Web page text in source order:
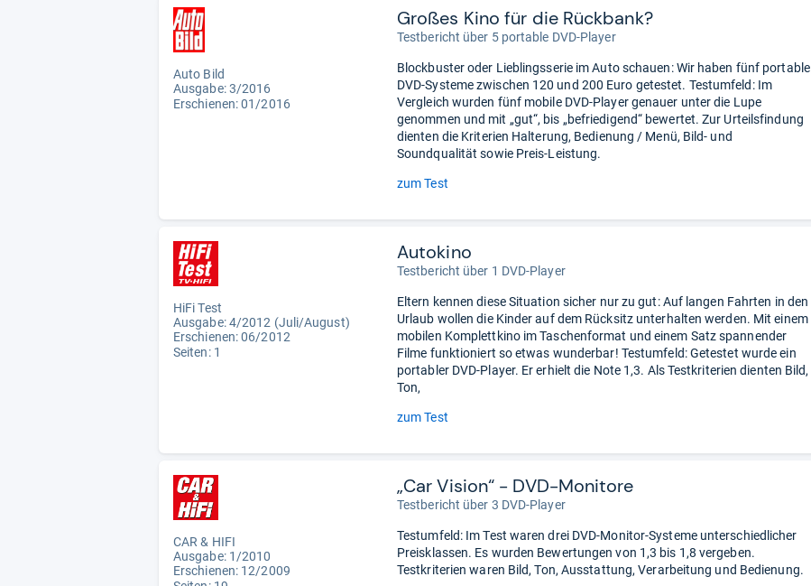
Auto Bild
Ausgabe: 3/2016
Erschienen: 01/2016
Großes Kino für die Rückbank?
Testbericht über 5 portable DVD-Player
Blockbuster oder Lieblingsserie im Auto schauen: Wir haben fünf portable
DVD-Systeme zwischen 120 und 200 Euro getestet. Testumfeld: Im
Vergleich wurden fünf mobile DVD-Player genauer unter die Lupe
genommen und mit „gut“, bis „befriedigend“ bewertet. Zur Urteilsfindung
dienten die Kriterien Halterung, Bedienung / Menü, Bild- und
Soundqualität sowie Preis-Leistung.
zum Test
HiFi Test
Ausgabe: 4/2012 (Juli/August)
Erschienen: 06/2012
Seiten: 1
Autokino
Testbericht über 1 DVD-Player
Eltern kennen diese Situation sicher nur zu gut: Auf langen Fahrten in den
Urlaub wollen die Kinder auf dem Rücksitz unterhalten werden. Mit einem
mobilen Komplettkino im Taschenformat und einem Satz spannender
Filme funktioniert so etwas wunderbar! Testumfeld: Getestet wurde ein
portabler DVD-Player. Er erhielt die Note 1,3. Als Testkriterien dienten Bild,
Ton,
zum Test
CAR & HIFI
Ausgabe: 1/2010
Erschienen: 12/2009
„Car Vision“ - DVD-Monitore
Testbericht über 3 DVD-Player
Testumfeld: Im Test waren drei DVD-Monitor-Systeme unterschiedlicher
Preisklassen. Es wurden Bewertungen von 1,3 bis 1,8 vergeben.
Testkriterien waren Bild, Ton, Ausstattung, Verarbeitung und Bedienung.